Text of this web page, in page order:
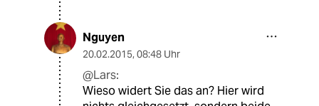
Nguyen
20.02.2015, 08:48 Uhr
@Lars:
Wieso widert Sie das an? Hier wird